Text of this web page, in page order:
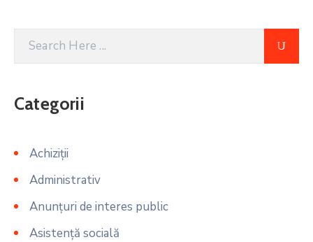
Categorii
Achiziții
Administrativ
Anunțuri de interes public
Asistență socială